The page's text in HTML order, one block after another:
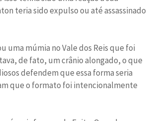
teria sido expulso ou até assassinado
uma múmia no Vale dos Reis que foi
de fato, um crânio alongado, o que
defendem que essa forma seria
que o formato foi intencionalmente